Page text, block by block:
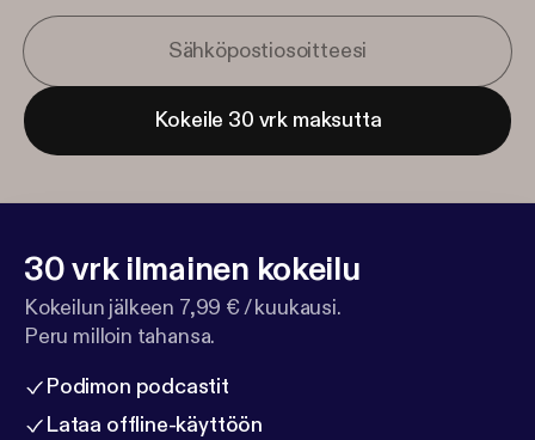
Kokeile 30 vrk maksutta
30 vrk ilmainen kokeilu
Kokeilun jälkeen 7,99 € / kuukausi.
Peru milloin tahansa.
Podimon podcastit
Lataa offline-käyttöön